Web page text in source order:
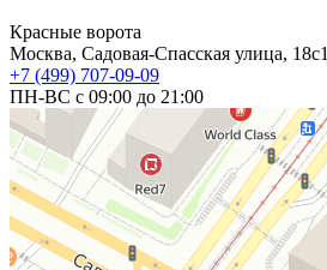
Красные ворота
Москва, Садовая-Спасская улица, 18с1
+7 (499) 707-09-09
ПН-ВС с 09:00 до 21:00